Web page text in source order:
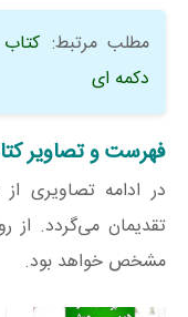
مطلب مرتبط:
دکمه ای
فهرست و تصاویر
در ادامه تصاویری
تقدیمان می‌گردد.
مشخص خواهد بود.